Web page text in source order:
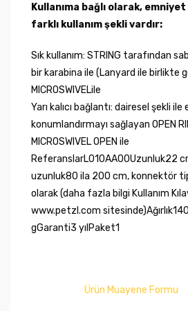
Kullanıma bağlı olarak,
farklı kullanım şekli vardır:
Sık kullanım: STRING tarafından
bir karabina ile (Lanyard ile birlikte
MICROSWIVELile
Yarı kalıcı bağlantı: dairesel şekli ile
konumlandırmayı sağlayan OPEN
MICROSWIVEL OPEN ile
ReferanslarL010AA00Uzunluk22
uzunluk80 ila 200 cm, konnektör
olarak (daha fazla bilgi Kullanım
www.petzl.com sitesinde)Ağırlık140
gGaranti3 yılPaket1
Ürün Muayene Formu